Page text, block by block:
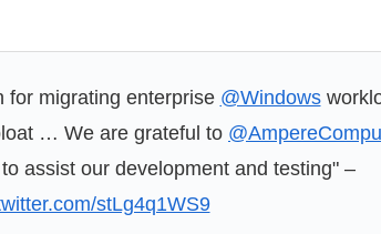
for migrating enterprise @Windows
… We are grateful to
assist our development and testing" –
stLg4q1WS9